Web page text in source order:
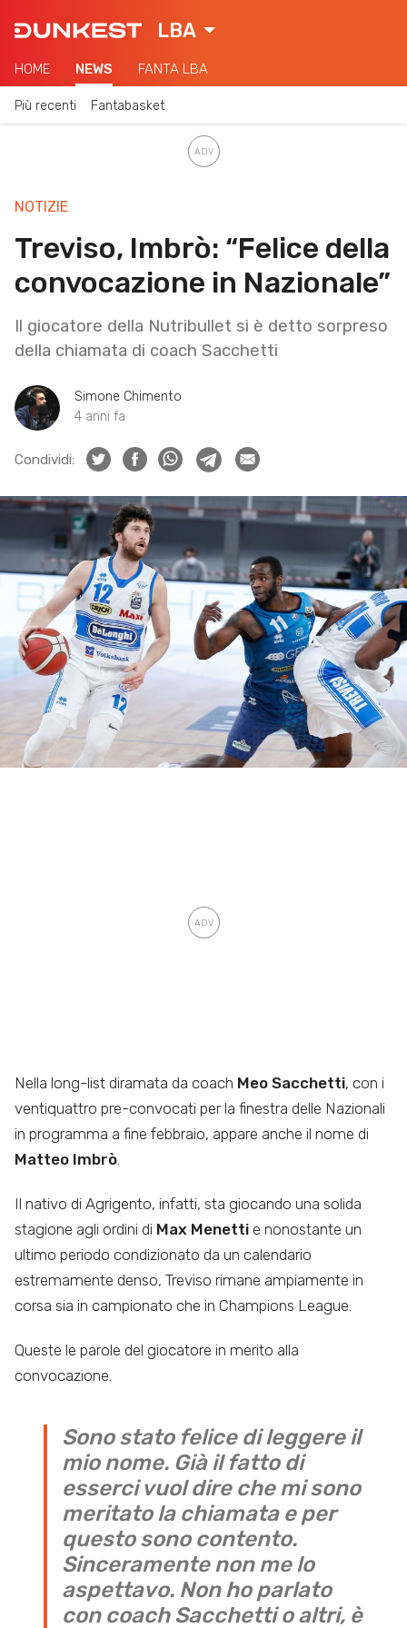
LBA
HOME NEWS FANTA LBA
Più recenti Fantabasket
NOTIZIE
Treviso, Imbrò: “Felice della
convocazione in Nazionale”
Il giocatore della Nutribullet si è detto sorpreso
della chiamata di coach Sacchetti
Simone Chimento
4 anni fa
Condividi:
Nella long-list diramata da coach Meo Sacchetti, con i
ventiquattro pre-convocati per la finestra delle Nazionali
in programma a fine febbraio, appare anche il nome di
Matteo Imbrò.
Il nativo di Agrigento, infatti, sta giocando una solida
stagione agli ordini di Max Menetti e nonostante un
ultimo periodo condizionato da un calendario
estremamente denso, Treviso rimane ampiamente in
corsa sia in campionato che in Champions League.
Queste le parole del giocatore in merito alla
convocazione.
Sono stato felice di leggere il
mio nome. Già il fatto di
esserci vuol dire che mi sono
meritato la chiamata e per
questo sono contento.
Sinceramente non me lo
aspettavo. Non ho parlato
con coach Sacchetti o altri, è